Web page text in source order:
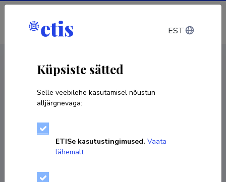
Sisene
Sünniaeg 09. september 1952
EST
Küpsiste sätted
Selle veebilehe kasutamisel nõustun
alljärgnevaga:
ETISe kasutustingimused. Vaata
lähemalt